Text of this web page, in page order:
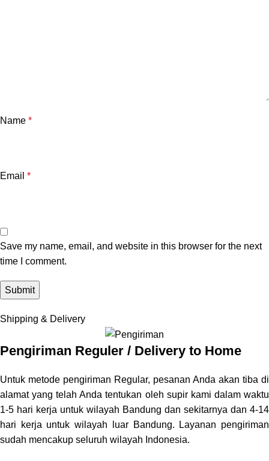
Name *
Email *
Save my name, email, and website in this browser for the next
time I comment.
Shipping & Delivery
Pengiriman Reguler / Delivery to Home
Untuk metode pengiriman Regular, pesanan Anda akan tiba di
alamat yang telah Anda tentukan oleh supir kami dalam waktu
1-5 hari kerja untuk wilayah Bandung dan sekitarnya dan 4-14
hari kerja untuk wilayah luar Bandung. Layanan pengiriman
sudah mencakup seluruh wilayah Indonesia.